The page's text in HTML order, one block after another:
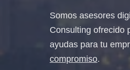
Somos asesores
Consulting ofrecido
ayudas para tu
compromiso.